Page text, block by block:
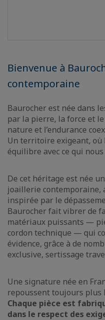
Bienvenue à
contemporaine
Baurocher est née dans
par la pierre, la force et
nature et l’endurance
Un territoire exigeant, où
équilibre avec ce qui
De cet héritage est née
joaillerie contemporaine,
inspirée par le
Baurocher fait vibrer de
matériaux puissants —
cordon technique — qui
évidence, grâce à de
exclusive, sertissage
Une signature née en
repoussent toujours plus
Chaque pièce est
dans le respect des